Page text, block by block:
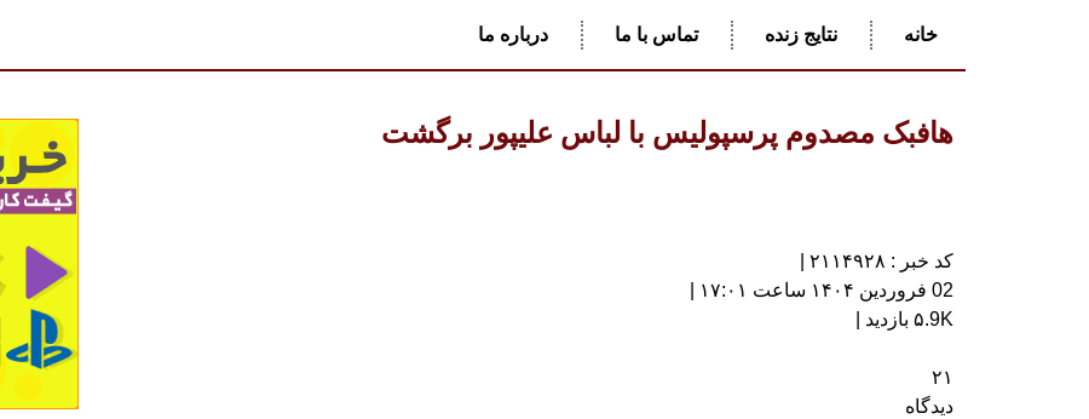
خانه نتایج زنده تماس با ما درباره ما
هافبک مصدوم پرسپولیس با لباس علیپور برگشت
کد خبر : ۲۱۱۴۹۲۸ |
02 فروردین ۱۴۰۴ ساعت ۱۷:۰۱ |
۵.9K بازدید |
۲۱
دیدگاه